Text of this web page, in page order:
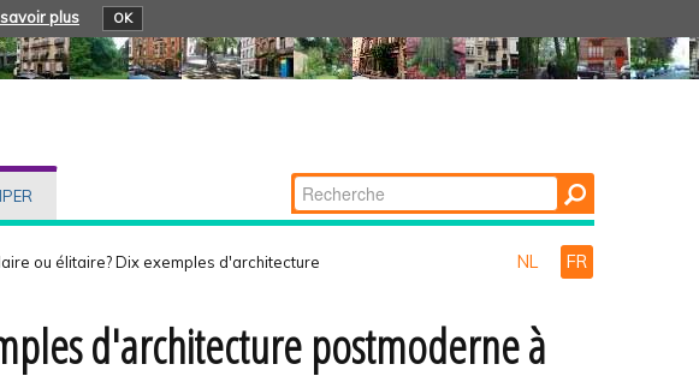
savoir plus OK
Chercher par
Recherche
ou élitaire? Dix exemples d'architecture
NL FR
d'architecture postmoderne à